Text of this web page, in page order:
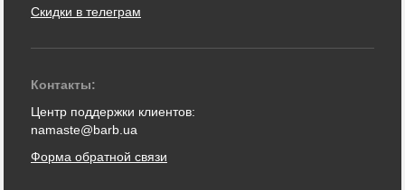
Скидки в телеграм
Контакты:
Центр поддержки клиентов:
namaste@barb.ua
Форма обратной связи